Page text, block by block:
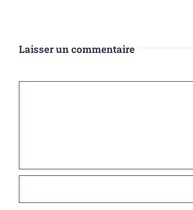
Laisser un commentaire